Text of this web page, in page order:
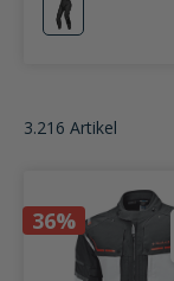
silber
3.216 Artikel
36%